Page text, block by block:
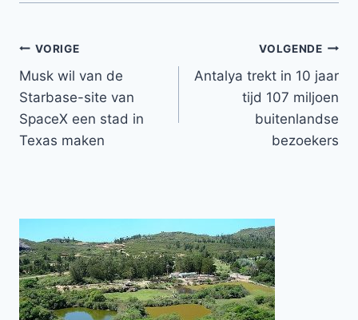
Bericht
navigatie
VORIGE
Musk wil van de
Starbase-site van
SpaceX een stad in
Texas maken
VOLGENDE
Antalya trekt in 10 jaar
tijd 107 miljoen
buitenlandse
bezoekers